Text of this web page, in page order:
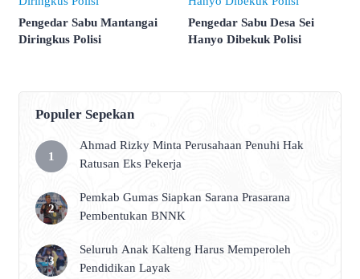
Pengedar Sabu Mantangai
Diringkus Polisi
Pengedar Sabu Desa Sei
Hanyo Dibekuk Polisi
Populer Sepekan
Ahmad Rizky Minta Perusahaan Penuhi Hak
Ratusan Eks Pekerja
Pemkab Gumas Siapkan Sarana Prasarana
Pembentukan BNNK
Seluruh Anak Kalteng Harus Memperoleh
Pendidikan Layak